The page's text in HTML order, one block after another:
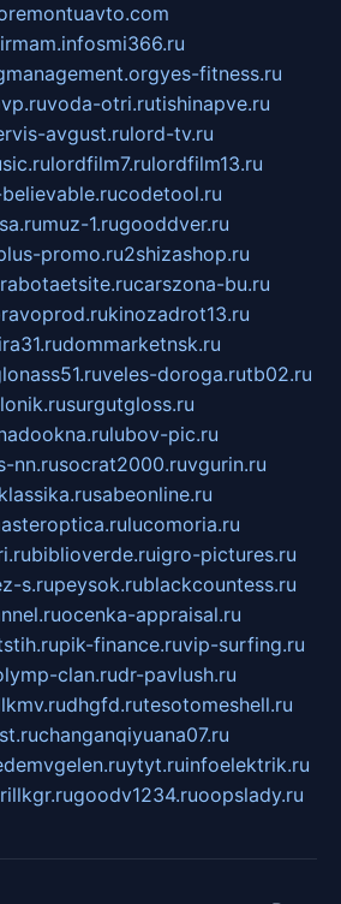
smi366.ru
yes-fitness.ru
voda-otri.rutishinapve.ru
avgust.rulord-tv.ru
lordfilm7.rulordfilm13.ru
codetool.ru
muz-1.rugooddver.ru
promo.ru2shizashop.ru
carszona-bu.ru
kinozadrot13.ru
dommarketnsk.ru
veles-doroga.rutb02.ru
surgutgloss.ru
lubov-pic.ru
nn.rusocrat2000.ruvgurin.ru
sabeonline.ru
lucomoria.ru
biblioverde.ruigro-pictures.ru
s.rupeysok.rublackcountess.ru
ocenka-appraisal.ru
pik-finance.ruvip-surfing.ru
clan.rudr-pavlush.ru
dhgfd.rutesotomeshell.ru
changanqiyuana07.ru
ytyt.ruinfoelektrik.ru
goodv1234.ruoopslady.ru